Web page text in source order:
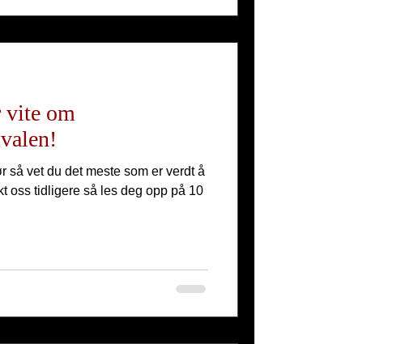
vite om
så vet du det meste som er verdt å
oss tidligere så les deg opp på 10